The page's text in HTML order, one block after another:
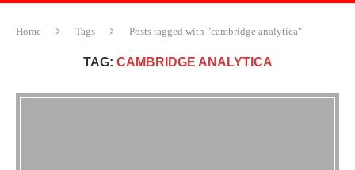
Home Tags Posts tagged with "cambridge analytica"
TAG: CAMBRIDGE ANALYTICA